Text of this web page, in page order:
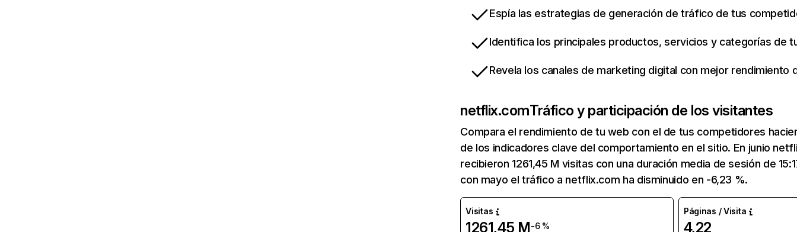
Espía las estrategias de generación de tráfico de tus
Identifica los principales productos, servicios y categorías de
Revela los canales de marketing digital con mejor rendimiento
netflix.comTráfico y participación de los visitantes
Compara el rendimiento de tu web con el de tus competidores
de los indicadores clave del comportamiento en el sitio. En junio
recibieron 1261,45 M visitas con una duración media de sesión de
con mayo el tráfico a netflix.com ha disminuido en -6,23 %.
Visitas
1261,45 M-6 %
Páginas / Visita
4,22